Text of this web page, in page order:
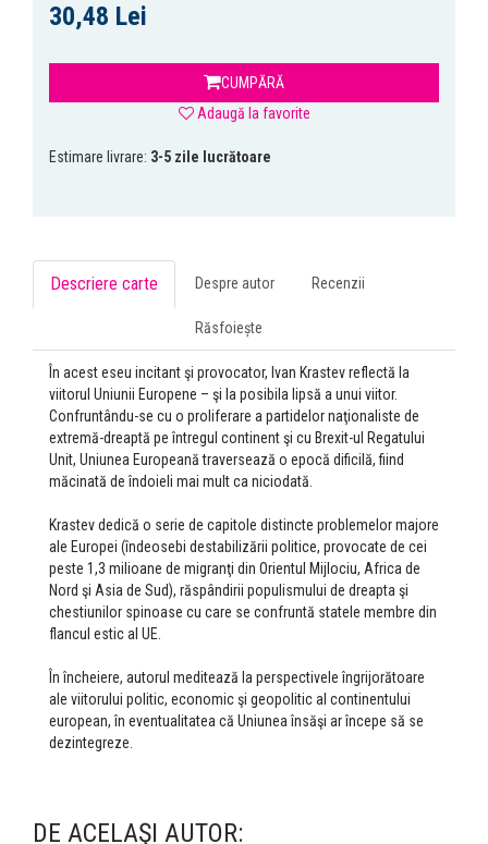
30,48 Lei
CUMPĂRĂ
Adaugă la favorite
Estimare livrare: 3-5 zile lucrătoare
Descriere carte Despre autor Recenzii
Răsfoiește
În acest eseu incitant şi provocator, Ivan Krastev reflectă la
viitorul Uniunii Europene – şi la posibila lipsă a unui viitor.
Confruntându-se cu o proliferare a partidelor naţionaliste de
extremă-dreaptă pe întregul continent şi cu Brexit-ul Regatului
Unit, Uniunea Europeană traversează o epocă dificilă, fiind
măcinată de îndoieli mai mult ca niciodată.
Krastev dedică o serie de capitole distincte problemelor majore
ale Europei (îndeosebi destabilizării politice, provocate de cei
peste 1,3 milioane de migranţi din Orientul Mijlociu, Africa de
Nord şi Asia de Sud), răspândirii populismului de dreapta şi
chestiunilor spinoase cu care se confruntă statele membre din
flancul estic al UE.
În încheiere, autorul meditează la perspectivele îngrijorătoare
ale viitorului politic, economic şi geopolitic al continentului
european, în eventualitatea că Uniunea însăşi ar începe să se
dezintegreze.
DE ACELAŞI AUTOR: